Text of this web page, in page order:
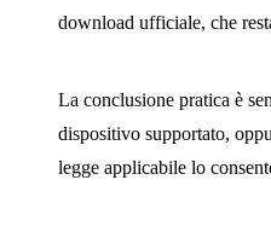
download ufficiale, che
La conclusione pratica è
dispositivo supportato,
legge applicabile lo